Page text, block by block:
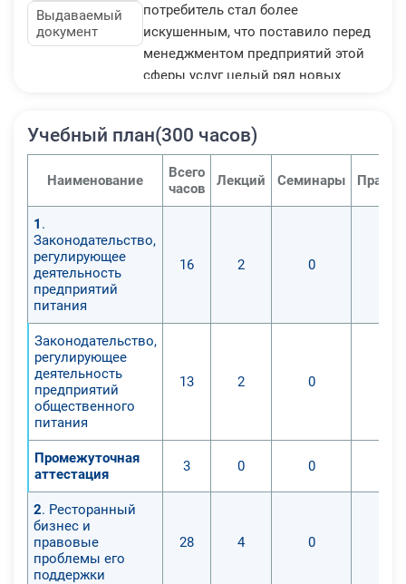
Выдаваемый
документ
потребитель стал более
искушенным, что поставило перед
менеджментом предприятий этой
сферы услуг целый ряд новых
производства, укрепление
неизбежно связано с внедрением в
повседневную практику ведения
менеджмента и маркетинга.
Учебный план(300 часов)
Наименование
Всего
часов
Лекций Семинары
1 .
Законодательство,
регулирующее
деятельность
предприятий
питания
16 2 0
Законодательство,
регулирующее
деятельность
предприятий
общественного
питания
13 2 0
Промежуточная
аттестация
3 0 0
2. Ресторанный
бизнес и
правовые
проблемы его
поддержки
28 4 0